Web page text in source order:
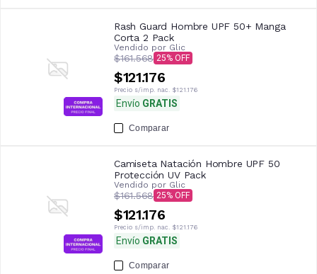
Rash Guard Hombre UPF 50+ Manga
Corta 2 Pack
Vendido por Glic
$161.568 25
$121.176
Precio s/imp. nac. $121.176
Envío GRATIS
Comparar
Camiseta Natación Hombre UPF 50
Protección UV Pack
Vendido por Glic
$161.568 25
$121.176
Precio s/imp. nac. $121.176
Envío GRATIS
Comparar